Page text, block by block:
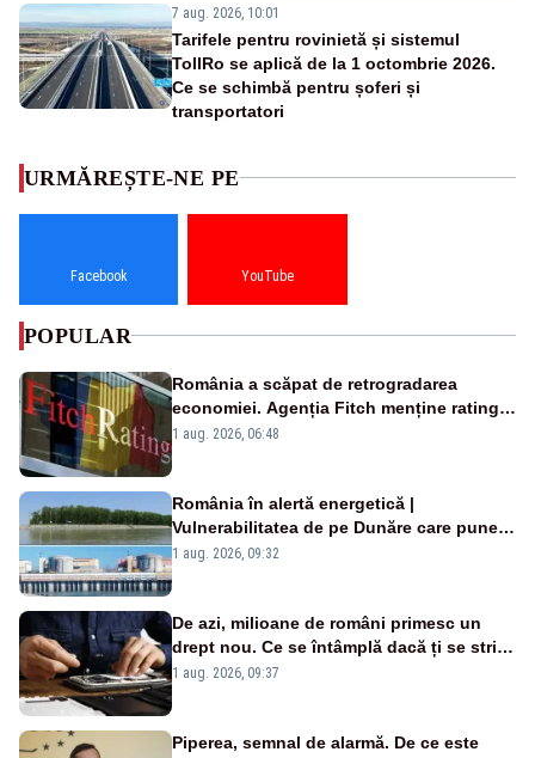
7 aug. 2026, 10:01
Tarifele pentru rovinietă și sistemul
TollRo se aplică de la 1 octombrie 2026.
Ce se schimbă pentru șoferi și
transportatori
URMĂREȘTE-NE PE
Facebook YouTube
POPULAR
România a scăpat de retrogradarea
economiei. Agenția Fitch menține ratingul
„BBB-” cu perspectivă negativă
1 aug. 2026, 06:48
România în alertă energetică |
Vulnerabilitatea de pe Dunăre care pune
în pericol Centrala Cernavodă era
1 aug. 2026, 09:32
De azi, milioane de români primesc un
drept nou. Ce se întâmplă dacă ți se strică
un produs
1 aug. 2026, 09:37
Piperea, semnal de alarmă. De ce este